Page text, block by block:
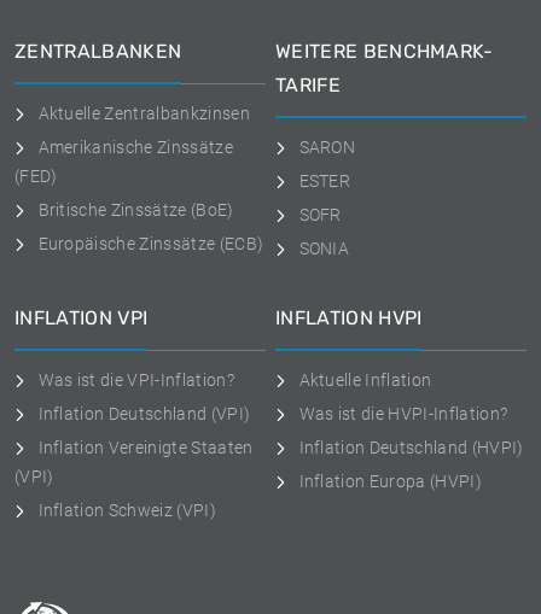
ZENTRALBANKEN
Aktuelle Zentralbankzinsen
Amerikanische Zinssätze
(FED)
Britische Zinssätze (BoE)
Europäische Zinssätze (ECB)
WEITERE BENCHMARK-
TARIFE
SARON
ESTER
SOFR
SONIA
INFLATION VPI
Was ist die VPI-Inflation?
Inflation Deutschland (VPI)
Inflation Vereinigte Staaten
(VPI)
Inflation Schweiz (VPI)
INFLATION HVPI
Aktuelle Inflation
Was ist die HVPI-Inflation?
Inflation Deutschland (HVPI)
Inflation Europa (HVPI)